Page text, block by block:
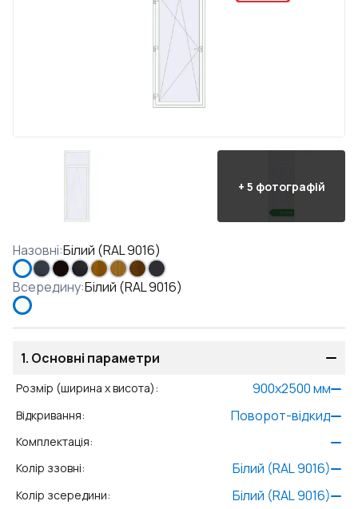
+ 5 фотографій
Назовні:Білий (RAL 9016)
Всередину:Білий (RAL 9016)
1. Основні параметри
Розмір (ширина x висота): 900x2500мм
Відкривання: Поворот-відкид
Комплектація:
Колір ззовні: Білий (RAL 9016)
Колір зсередини: Білий (RAL 9016)